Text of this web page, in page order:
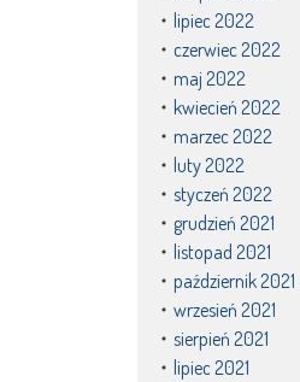
lipiec 2022
czerwiec 2022
maj 2022
kwiecień 2022
marzec 2022
luty 2022
styczeń 2022
grudzień 2021
listopad 2021
październik 2021
wrzesień 2021
sierpień 2021
lipiec 2021